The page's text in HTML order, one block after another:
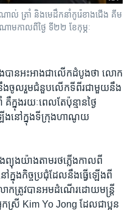
ាល់ ត្រាំ និងមេដឹកនាំកូរ៉េខាងជើង គីម
កាលពីថ្ងៃ ទី២២ ខែកុម្ភៈ
ើងបានអះអាងជាលើកដំបូងថា លោក
ងចូលរួមជំនួបលើកទីពីរជាមួយនឹង
នុងរយៈពេលតែប៉ុន្មានថ្ងៃ
ើងនៅក្នុងទីក្រុងហាណូយ
យុងយ៉ាងតាមរថភ្លើងកាលពី
នុងកិច្ចប្រជុំដែលនឹងធ្វើឡើងពី
ោកត្រូវបានអមដំណើរដោយមន្ត្រី
កស្រី Kim Yo Jong ដែលជាប្អូន